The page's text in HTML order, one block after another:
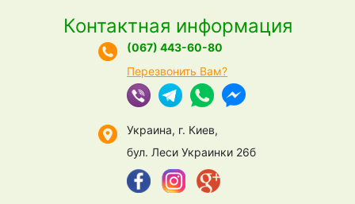
Контактная информация
(067) 443-60-80
Перезвонить Вам?
Украина, г. Киев,
бул. Леси Украинки 26б